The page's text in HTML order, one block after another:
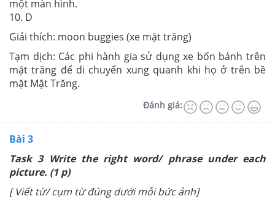
một màn hình.
10. D
Giải thích: moon buggies (xe mặt trăng)
Tạm dịch: Các phi hành gia sử dụng xe bốn bánh trên
mặt trăng để di chuyển xung quanh khi họ ở trên bề
mặt Mặt Trăng.
Đánh giá:
Bài 3
Task 3 Write the right word/ phrase under each
picture. (1 p)
[ Viết từ/ cụm từ đúng dưới mỗi bức ảnh]